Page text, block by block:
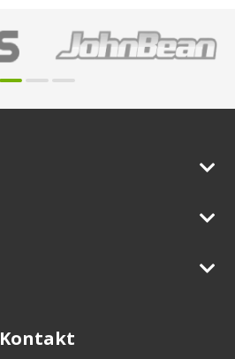
Kontakt